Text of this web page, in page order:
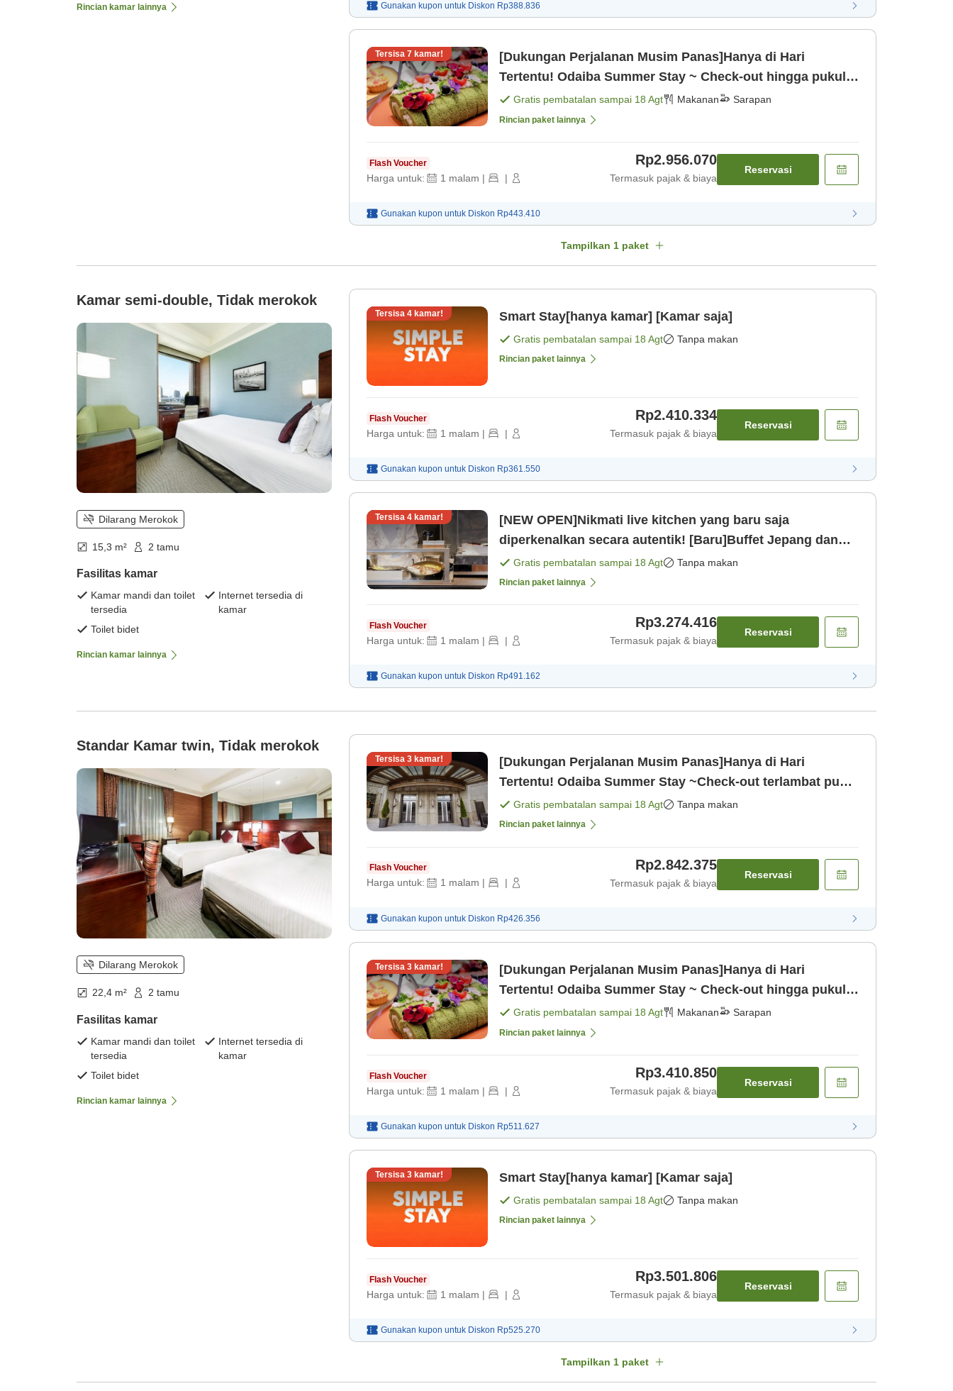
Rincian kamar lainnya Gunakan kupon untuk Diskon Rp388.836
Tersisa 7 kamar!
[Dukungan Perjalanan Musim Panas]Hanya di Hari
Tertentu! Odaiba Summer Stay ~ Check-out hingga pukul
12 siang & parkir gratis untu [Sarapan]
Gratis pembatalan sampai 18 Agt Makanan Sarapan
Rincian paket lainnya
Flash Voucher
Harga untuk: 1 malam | |
Rp2.956.070
Termasuk pajak & biaya
Reservasi
Gunakan kupon untuk Diskon Rp443.410
Tampilkan 1 paket
Kamar semi-double, Tidak merokok
Dilarang Merokok
15,3 m² 2 tamu
Fasilitas kamar
Kamar mandi dan toilet
tersedia
Internet tersedia di
kamar
Toilet bidet
Rincian kamar lainnya
Tersisa 4 kamar! Smart Stay[hanya kamar] [Kamar saja]
Gratis pembatalan sampai 18 Agt Tanpa makan
Rincian paket lainnya
Flash Voucher
Harga untuk: 1 malam | |
Rp2.410.334
Termasuk pajak & biaya
Reservasi
Gunakan kupon untuk Diskon Rp361.550
Tersisa 4 kamar!
[NEW OPEN]Nikmati live kitchen yang baru saja
diperkenalkan secara autentik! [Baru]Buffet Jepang dan
Barat Paket termasuk sarapan [Kamar saja]
Gratis pembatalan sampai 18 Agt Tanpa makan
Rincian paket lainnya
Flash Voucher
Harga untuk: 1 malam | |
Rp3.274.416
Termasuk pajak & biaya
Reservasi
Gunakan kupon untuk Diskon Rp491.162
Standar Kamar twin, Tidak merokok
Dilarang Merokok
22,4 m² 2 tamu
Fasilitas kamar
Kamar mandi dan toilet
tersedia
Internet tersedia di
kamar
Toilet bidet
Rincian kamar lainnya
Tersisa 3 kamar!
[Dukungan Perjalanan Musim Panas]Hanya di Hari
Tertentu! Odaiba Summer Stay ~Check-out terlambat pukul
12 & Parkir Gratis untuk 1 [Kamar saja]
Gratis pembatalan sampai 18 Agt Tanpa makan
Rincian paket lainnya
Flash Voucher
Harga untuk: 1 malam | |
Rp2.842.375
Termasuk pajak & biaya
Reservasi
Gunakan kupon untuk Diskon Rp426.356
Tersisa 3 kamar!
[Dukungan Perjalanan Musim Panas]Hanya di Hari
Tertentu! Odaiba Summer Stay ~ Check-out hingga pukul
12 siang & parkir gratis untu [Sarapan]
Gratis pembatalan sampai 18 Agt Makanan Sarapan
Rincian paket lainnya
Flash Voucher
Harga untuk: 1 malam | |
Rp3.410.850
Termasuk pajak & biaya
Reservasi
Gunakan kupon untuk Diskon Rp511.627
Tersisa 3 kamar! Smart Stay[hanya kamar] [Kamar saja]
Gratis pembatalan sampai 18 Agt Tanpa makan
Rincian paket lainnya
Flash Voucher
Harga untuk: 1 malam | |
Rp3.501.806
Termasuk pajak & biaya
Reservasi
Gunakan kupon untuk Diskon Rp525.270
Tampilkan 1 paket